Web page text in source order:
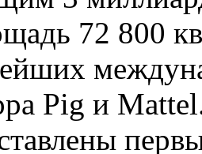
72 800
Pig и